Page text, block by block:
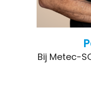
Bij Metec-